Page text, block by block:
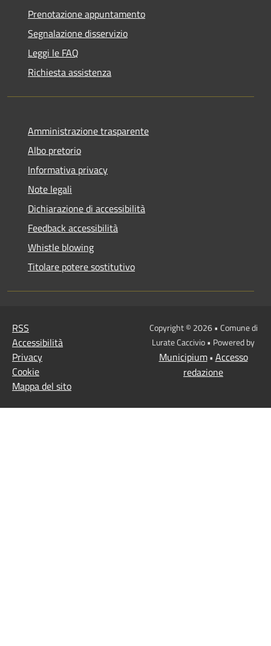
Prenotazione appuntamento
Segnalazione disservizio
Leggi le FAQ
Richiesta assistenza
Amministrazione trasparente
Albo pretorio
Informativa privacy
Note legali
Dichiarazione di accessibilità
Feedback accessibilità
Whistle blowing
Titolare potere sostitutivo
RSS
Accessibilità
Privacy
Cookie
Mappa del sito
Copyright © 2026 • Comune di
Lurate Caccivio • Powered by
Municipium• Accesso
redazione